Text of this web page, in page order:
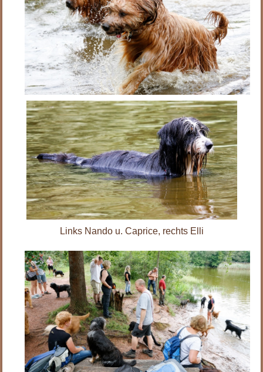
Links Nando u. Caprice, rechts Elli